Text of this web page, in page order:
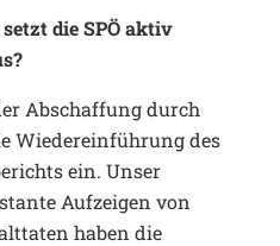
die SPÖ aktiv
Abschaffung durch
Wiedereinführung des
ein. Unser
Aufzeigen von
haben die